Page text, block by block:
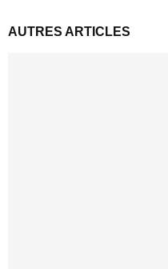
AUTRES ARTICLES